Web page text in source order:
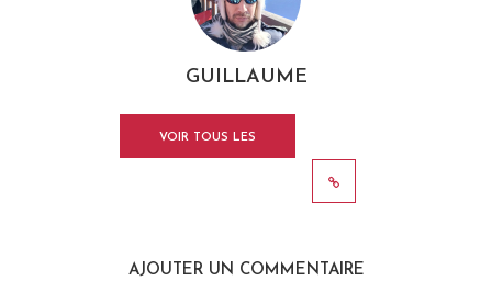
GUILLAUME
VOIR TOUS LES
AJOUTER UN COMMENTAIRE